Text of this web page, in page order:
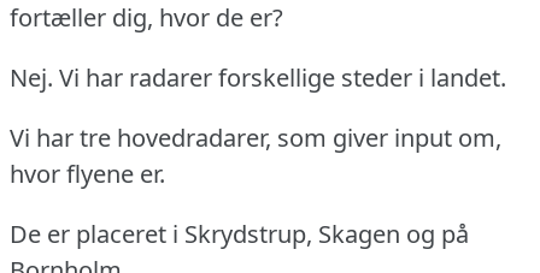
fortæller dig, hvor de er?
Nej. Vi har radarer forskellige steder i landet.
Vi har tre hovedradarer, som giver input om,
hvor flyene er.
De er placeret i Skrydstrup, Skagen og på